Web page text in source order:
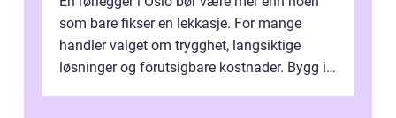
som bare fikser en lekkasje. For mange
handler valget om trygghet, langsiktige
løsninger og forutsigbare kostnader. Bygg i